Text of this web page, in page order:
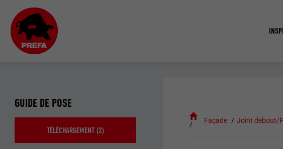
GUIDE DE POSE
TÉLÉCHARGEMENT (2)
Façade Joint debout/